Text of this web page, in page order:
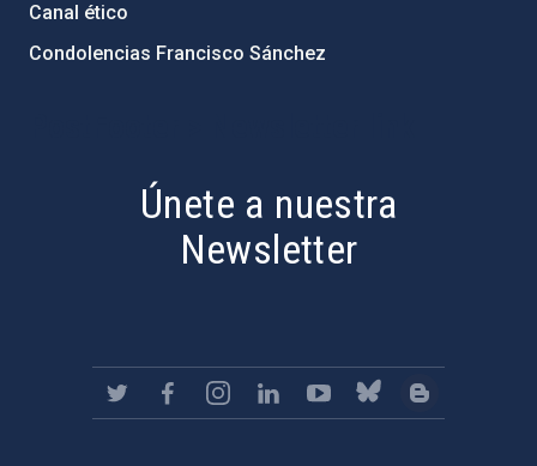
Canal ético
Condolencias Francisco Sánchez
Únete a nuestra
Newsletter